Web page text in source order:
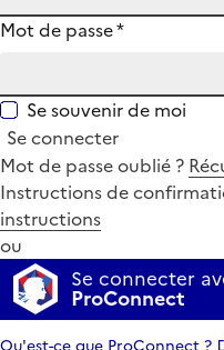
Mot de passe*
Se souvenir de moi
Se connecter
Mot de passe oublié ?
Instructions de
instructions
ou
Se connecter
ProConnect